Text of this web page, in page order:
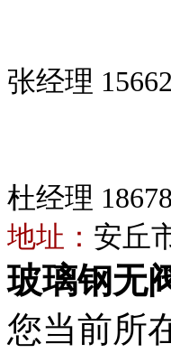
张经理
杜经理
地址： 安丘
玻璃钢无
您当前所